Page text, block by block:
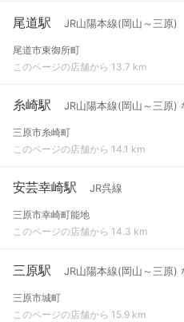
尾道駅 JR山陽本線(岡山～三原)
尾道市東御所町
このページの店舗から 13.7 km
糸崎駅 JR山陽本線(岡山～三原)
三原市糸崎町
このページの店舗から 14.1 km
安芸幸崎駅 JR呉線
三原市幸崎町能地
このページの店舗から 14.3 km
三原駅 JR山陽本線(岡山～三原)
三原市城町
このページの店舗から 15.9 km